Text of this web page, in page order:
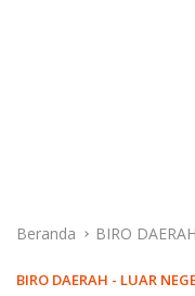
Beranda BIRO
BIRO DAERAH - LUAR